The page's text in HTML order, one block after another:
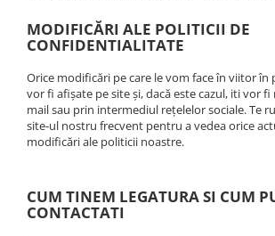
MODIFICĂRI ALE POLITICII DE
CONFIDENTIALITATE
Orice modificări pe care le vom face în viitor în
vor fi afișate pe site și, dacă este cazul, iti vor
mail sau prin intermediul rețelelor sociale. Te
site-ul nostru frecvent pentru a vedea orice
modificări ale politicii noastre.
CUM TINEM LEGATURA SI CUM
CONTACTATI